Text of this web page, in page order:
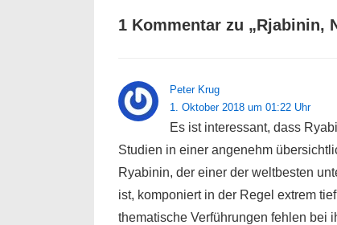
1 Kommentar zu „Rjabinin,
Peter Krug
1. Oktober 2018 um 01:22 Uhr
Es ist interessant, dass
Studien in einer angenehm
Ryabinin, der einer der weltbesten
ist, komponiert in der Regel extrem
thematische Verführungen fehlen bei